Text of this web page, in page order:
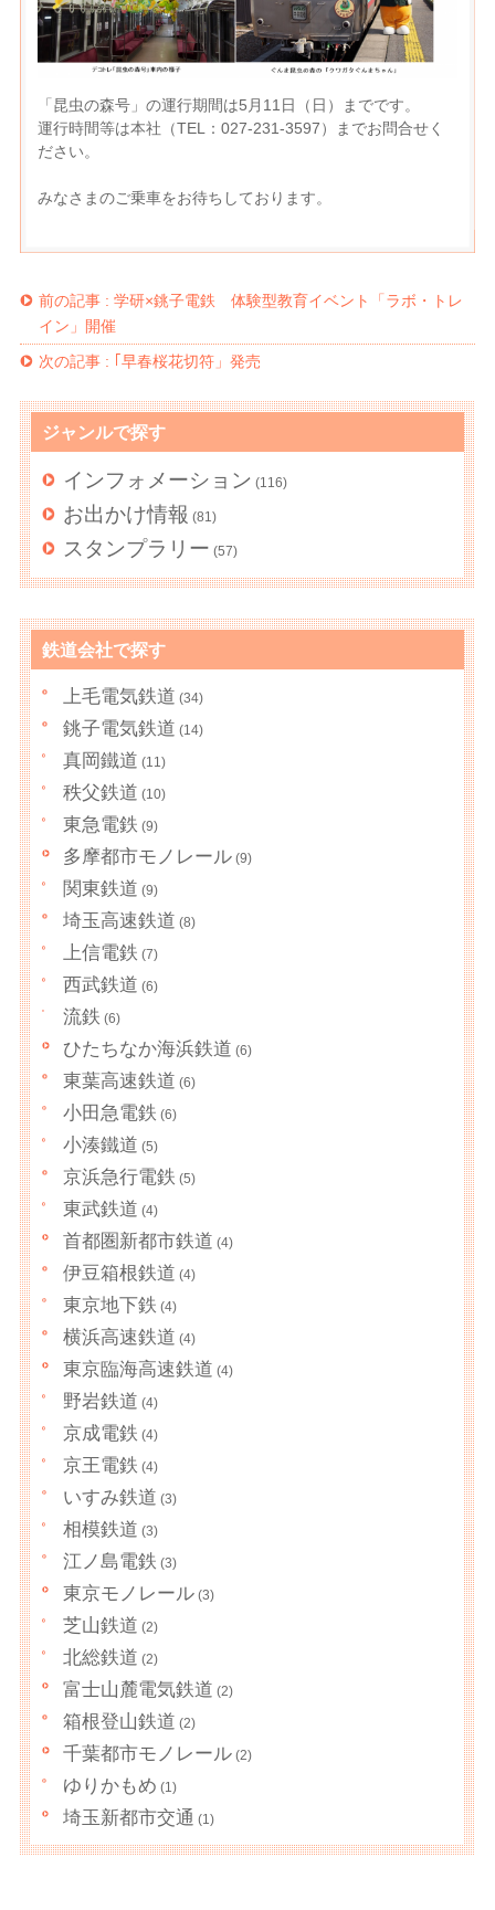
「昆虫の森号」の運行期間は5月11日（日）までです。
運行時間等は本社（TEL：027-231-3597）までお問合せく
ださい。
みなさまのご乗車をお待ちしております。
前の記事 : 学研×銚子電鉄 体験型教育イベント「ラボ・トレ
イン」開催
次の記事 : ｢早春桜花切符」発売
ジャンルで探す
インフォメーション (116)
お出かけ情報 (81)
スタンプラリー (57)
鉄道会社で探す
上毛電気鉄道 (34)
銚子電気鉄道 (14)
真岡鐵道 (11)
秩父鉄道 (10)
東急電鉄 (9)
多摩都市モノレール(9)
関東鉄道 (9)
埼玉高速鉄道 (8)
上信電鉄 (7)
西武鉄道 (6)
流鉄 (6)
ひたちなか海浜鉄道 (6)
東葉高速鉄道 (6)
小田急電鉄 (6)
小湊鐵道 (5)
京浜急行電鉄 (5)
東武鉄道 (4)
首都圏新都市鉄道 (4)
伊豆箱根鉄道 (4)
東京地下鉄 (4)
横浜高速鉄道 (4)
東京臨海高速鉄道 (4)
野岩鉄道 (4)
京成電鉄 (4)
京王電鉄 (4)
いすみ鉄道 (3)
相模鉄道 (3)
江ノ島電鉄 (3)
東京モノレール(3)
芝山鉄道 (2)
北総鉄道 (2)
富士山麓電気鉄道 (2)
箱根登山鉄道 (2)
千葉都市モノレール(2)
ゆりかもめ (1)
埼玉新都市交通 (1)